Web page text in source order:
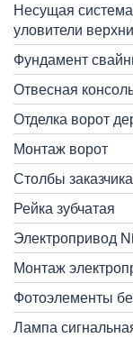
Несущая
уловители
Фундамент
Отвесная
Отделка ворот
Монтаж ворот
Столбы заказчика
Рейка зубчатая
Электропривод
Монтаж
Фотоэлементы
Лампа